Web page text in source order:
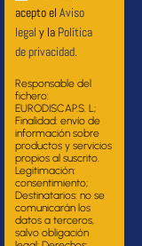
acepto el Aviso
legal y la Política
de privacidad.
Responsable del
fichero:
EURODISCAP.S. L;
Finalidad: envío de
información sobre
productos y servicios
propios al suscrito.
Legitimación:
consentimiento;
Destinatarios: no se
comunicarán los
datos a terceros,
salvo obligación